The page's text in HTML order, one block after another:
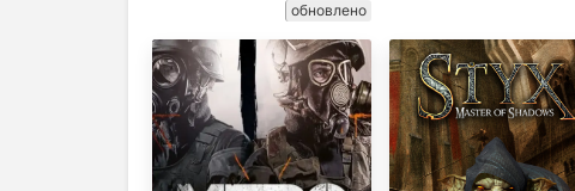
обновлено